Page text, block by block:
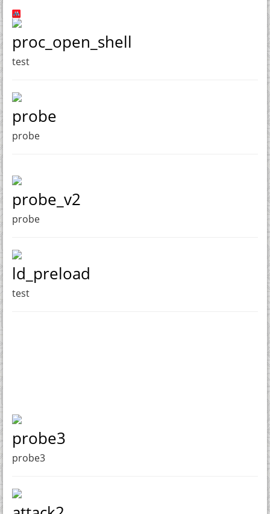
proc_open_shell
test
probe
probe
probe_v2
probe
ld_preload
test
probe3
probe3